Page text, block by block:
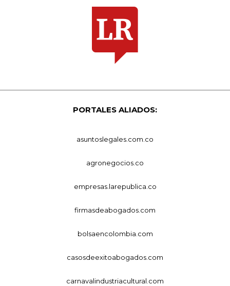
PORTALES ALIADOS:
asuntoslegales.com.co
agronegocios.co
empresas.larepublica.co
firmasdeabogados.com
bolsaencolombia.com
casosdeexitoabogados.com
carnavalindustriacultural.com